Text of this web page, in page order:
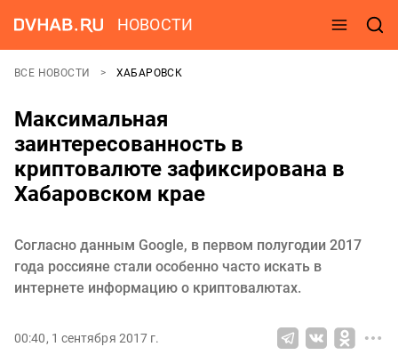
НОВОСТИ
ВСЕ НОВОСТИ ХАБАРОВСК
Максимальная
заинтересованность в
криптовалюте зафиксирована в
Хабаровском крае
Согласно данным Google, в первом полугодии 2017
года россияне стали особенно часто искать в
интернете информацию о криптовалютах.
00:40, 1 сентября 2017 г.